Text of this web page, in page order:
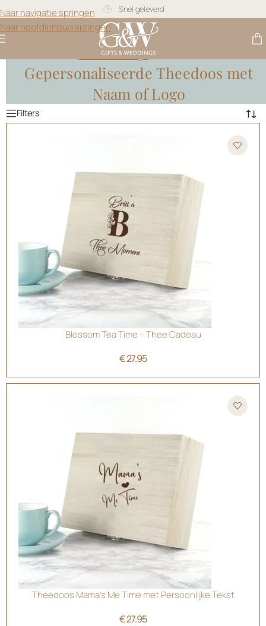
Naar navigatie springen
Naar hoofdinhoud springen
Snel geleverd
Gratis personalisatie
Gifts & Weddings>
Gepersonaliseerde Theedoos met
Naam of Logo
Blossom Tea Time – Thee Cadeau
€27.95
Theedoos Mama’s Me Time met Persoonlijke Tekst
€27.95